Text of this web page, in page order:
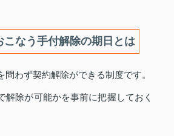
こなう手付解除の期日とは
問わず契約解除ができる制度です。
解除が可能かを事前に把握しておく